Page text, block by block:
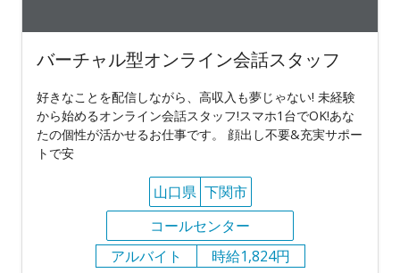
バーチャル型オンライン会話スタッフ
好きなことを配信しながら、高収入も夢じゃない! 未経験
から始めるオンライン会話スタッフ!スマホ1台でOK!あな
たの個性が活かせるお仕事です。 顔出し不要&充実サポー
トで安
山口県 下関市
コールセンター
アルバイト
時給1,824円